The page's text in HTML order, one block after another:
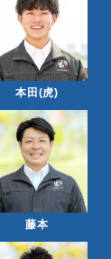
本田(虎)
藤本